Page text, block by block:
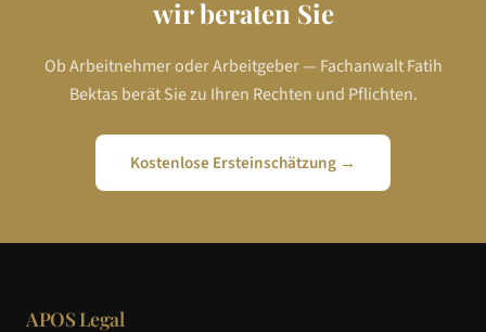
wir beraten Sie
Ob Arbeitnehmer oder Arbeitgeber — Fachanwalt Fatih
Bektas berät Sie zu Ihren Rechten und Pflichten.
Kostenlose Ersteinschätzung →
APOS Legal